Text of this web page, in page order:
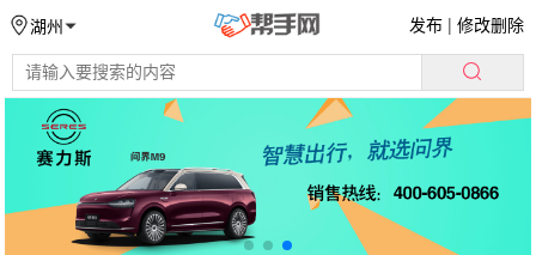
湖州 发布 |修改删除